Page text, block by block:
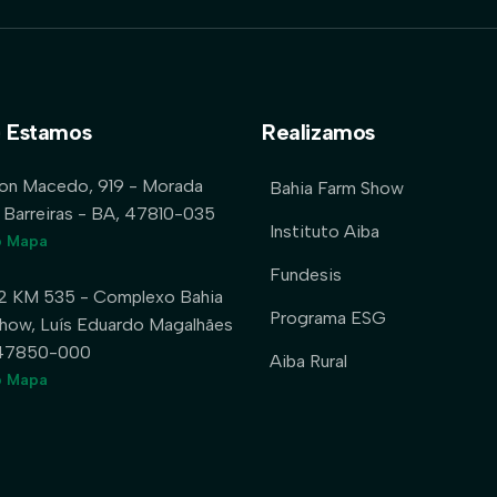
Estamos
Macedo, 919 - Morada
Barreiras - BA, 47810-035
Mapa
KM 535 - Complexo Bahia
Luís Eduardo Magalhães
000
Mapa
Realizamos
Bahia Farm Show
Instituto Aiba
Fundesis
Programa ESG
Aiba Rural